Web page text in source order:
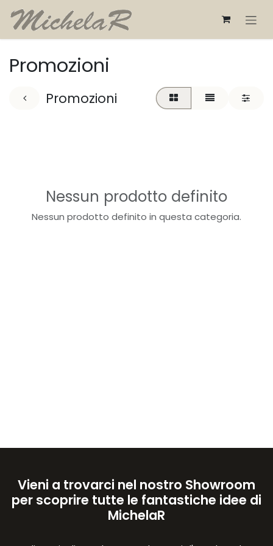
Passa al contenuto
Promozioni
Promozioni
Nessun prodotto definito
Nessun prodotto definito in questa categoria.
Vieni a trovarci nel nostro Showroom
per scoprire tutte le fantastiche idee di
MichelaR